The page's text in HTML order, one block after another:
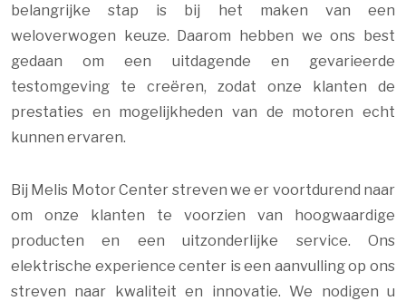
belangrijke stap is bij het maken van een
weloverwogen keuze. Daarom hebben we ons best
gedaan om een uitdagende en gevarieerde
testomgeving te creëren, zodat onze klanten de
prestaties en mogelijkheden van de motoren echt
kunnen ervaren.
Bij Melis Motor Center streven we er voortdurend naar
om onze klanten te voorzien van hoogwaardige
producten en een uitzonderlijke service. Ons
elektrische experience center is een aanvulling op ons
streven naar kwaliteit en innovatie. We nodigen u